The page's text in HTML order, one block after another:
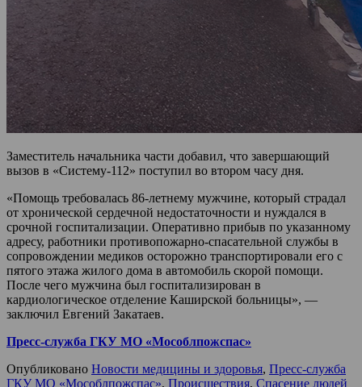
Заместитель начальника части добавил, что завершающий
вызов в «Систему-112» поступил во втором часу дня.
«Помощь требовалась 86-летнему мужчине, который страдал
от хронической сердечной недостаточности и нуждался в
срочной госпитализации. Оперативно прибыв по указанному
адресу, работники противопожарно-спасательной службы в
сопровождении медиков осторожно транспортировали его с
пятого этажа жилого дома в автомобиль скорой помощи.
После чего мужчина был госпитализирован в
кардиологическое отделение Каширской больницы», —
заключил Евгений Закатаев.
Пресс-служба ГКУ МО «Мособлпожспас»
Опубликовано Новости медицины и здоровья, Пресс-служба
ГКУ МО «Мособлпожспас», Происшествия, Спасение людей